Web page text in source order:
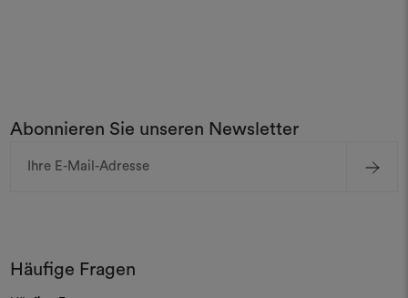
Abonnieren Sie unseren Newsletter
Mail-
Häufige Fragen